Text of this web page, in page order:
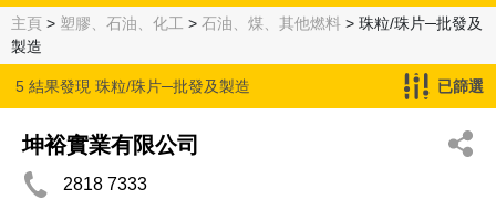
主頁 > 塑膠、石油、化工 > 石油、煤、其他燃料 > 珠粒/珠片─批發及
製造
5 結果發現 珠粒/珠片─批發及製造 已篩選
坤裕實業有限公司
2818 7333